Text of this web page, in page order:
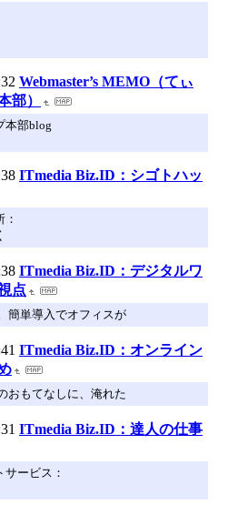
Webmaster’s MEMO（てぃ
部）
本部blog
ITmedia Biz.ID：シゴトハッ
ITmedia Biz.ID：デジタルワ
点
簡単導入でオフィスが
ITmedia Biz.ID：オンライン
おもてなしに、淹れた
ITmedia Biz.ID：達人の仕事
ービス：